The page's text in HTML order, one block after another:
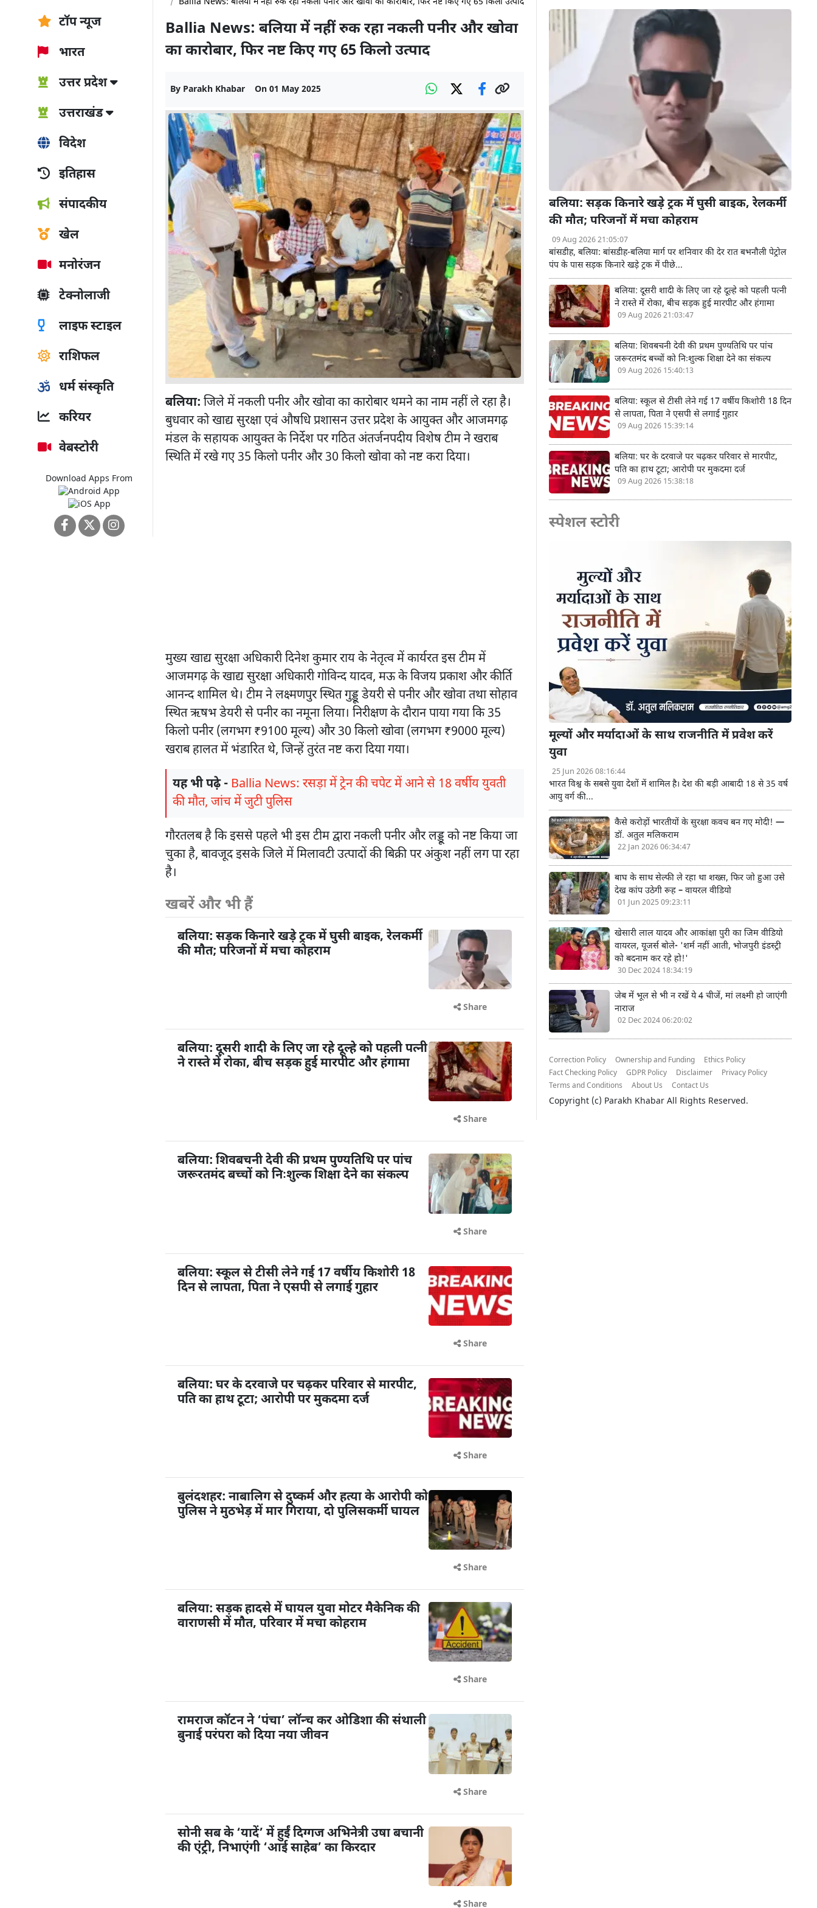
टॉप न्यूज
भारत
उत्तर प्रदेश
उत्तराखंड
विदेश
इतिहास
संपादकीय
खेल
मनोरंजन
टेक्नोलाजी
लाइफ स्टाइल
राशिफल
धर्म संस्कृति
करियर
वेबस्टोरी
Download Apps From
Ballia News: बलिया में नहीं रुक रहा नकली पनीर और खोवा
का कारोबार, फिर नष्ट किए गए 65 किलो उत्पाद
By Parakh Khabar On 01 May 2025
बलिया: जिले में नकली पनीर और खोवा का कारोबार थमने का नाम नहीं ले रहा है।
बुधवार को खाद्य सुरक्षा एवं औषधि प्रशासन उत्तर प्रदेश के आयुक्त और आजमगढ़
मंडल के सहायक आयुक्त के निर्देश पर गठित अंतर्जनपदीय विशेष टीम ने खराब
स्थिति में रखे गए 35 किलो पनीर और 30 किलो खोवा को नष्ट करा दिया।
मुख्य खाद्य सुरक्षा अधिकारी दिनेश कुमार राय के नेतृत्व में कार्यरत इस टीम में
आजमगढ़ के खाद्य सुरक्षा अधिकारी गोविन्द यादव, मऊ के विजय प्रकाश और कीर्ति
आनन्द शामिल थे। टीम ने लक्ष्मणपुर स्थित गुड्डू डेयरी से पनीर और खोवा तथा सोहाव
स्थित ऋषभ डेयरी से पनीर का नमूना लिया। निरीक्षण के दौरान पाया गया कि 35
किलो पनीर (लगभग ₹9100 मूल्य) और 30 किलो खोवा (लगभग ₹9000 मूल्य)
खराब हालत में भंडारित थे, जिन्हें तुरंत नष्ट करा दिया गया।
यह भी पढ़े - Ballia News: रसड़ा में ट्रेन की चपेट में आने से 18 वर्षीय युवती
की मौत, जांच में जुटी पुलिस
गौरतलब है कि इससे पहले भी इस टीम द्वारा नकली पनीर और लड्डू को नष्ट किया जा
चुका है, बावजूद इसके जिले में मिलावटी उत्पादों की बिक्री पर अंकुश नहीं लग पा रहा
है।
खबरें और भी हैं
बलिया: सड़क किनारे खड़े ट्रक में घुसी बाइक, रेलकर्मी
की मौत; परिजनों में मचा कोहराम
Share
बलिया: दूसरी शादी के लिए जा रहे दूल्हे को पहली पत्नी
ने रास्ते में रोका, बीच सड़क हुई मारपीट और हंगामा
Share
बलिया: शिवबचनी देवी की प्रथम पुण्यतिथि पर पांच
जरूरतमंद बच्चों को निःशुल्क शिक्षा देने का संकल्प
Share
बलिया: स्कूल से टीसी लेने गई 17 वर्षीय किशोरी 18
दिन से लापता, पिता ने एसपी से लगाई गुहार
Share
बलिया: घर के दरवाजे पर चढ़कर परिवार से मारपीट,
पति का हाथ टूटा; आरोपी पर मुकदमा दर्ज
Share
बुलंदशहर: नाबालिग से दुष्कर्म और हत्या के आरोपी को
पुलिस ने मुठभेड़ में मार गिराया, दो पुलिसकर्मी घायल
Share
बलिया: सड़क हादसे में घायल युवा मोटर मैकेनिक की
वाराणसी में मौत, परिवार में मचा कोहराम
Share
रामराज कॉटन ने ‘पंचा’ लॉन्च कर ओडिशा की संथाली
बुनाई परंपरा को दिया नया जीवन
Share
सोनी सब के ‘यादें’ में हुईं दिग्गज अभिनेत्री उषा बचानी
की एंट्री, निभाएंगी ‘आई साहेब’ का किरदार
Share
बलिया: सड़क किनारे खड़े ट्रक में घुसी बाइक, रेलकर्मी
की मौत; परिजनों में मचा कोहराम
09 Aug 2026 21:05:07
बांसडीह, बलिया: बांसडीह-बलिया मार्ग पर शनिवार की देर रात बभनौली पेट्रोल
पंप के पास सड़क किनारे खड़े ट्रक में पीछे...
बलिया: दूसरी शादी के लिए जा रहे दूल्हे को पहली पत्नी
ने रास्ते में रोका, बीच सड़क हुई मारपीट और हंगामा
09 Aug 2026 21:03:47
बलिया: शिवबचनी देवी की प्रथम पुण्यतिथि पर पांच
जरूरतमंद बच्चों को निःशुल्क शिक्षा देने का संकल्प
09 Aug 2026 15:40:13
बलिया: स्कूल से टीसी लेने गई 17 वर्षीय किशोरी 18 दिन
से लापता, पिता ने एसपी से लगाई गुहार
09 Aug 2026 15:39:14
बलिया: घर के दरवाजे पर चढ़कर परिवार से मारपीट,
पति का हाथ टूटा; आरोपी पर मुकदमा दर्ज
09 Aug 2026 15:38:18
स्पेशल स्टोरी
मूल्यों और मर्यादाओं के साथ राजनीति में प्रवेश करें
युवा
25 Jun 2026 08:16:44
भारत विश्व के सबसे युवा देशों में शामिल है। देश की बड़ी आबादी 18 से 35 वर्ष
आयु वर्ग की...
कैसे करोड़ों भारतीयों के सुरक्षा कवच बन गए मोदी! —
डॉ. अतुल मलिकराम
22 Jan 2026 06:34:47
बाघ के साथ सेल्फी ले रहा था शख्स, फिर जो हुआ उसे
देख कांप उठेगी रूह – वायरल वीडियो
01 Jun 2025 09:23:11
खेसारी लाल यादव और आकांक्षा पुरी का जिम वीडियो
वायरल, यूजर्स बोले- 'शर्म नहीं आती, भोजपुरी इंडस्ट्री
को बदनाम कर रहे हो!'
30 Dec 2024 18:34:19
जेब में भूल से भी न रखें ये 4 चीजें, मां लक्ष्मी हो जाएंगी
नाराज
02 Dec 2024 06:20:02
Correction Policy Ownership and Funding
Ethics Policy
Fact Checking Policy
GDPR Policy Disclaimer
Privacy Policy
Terms and Conditions
About Us Contact Us
Copyright (c) Parakh Khabar All Rights Reserved.